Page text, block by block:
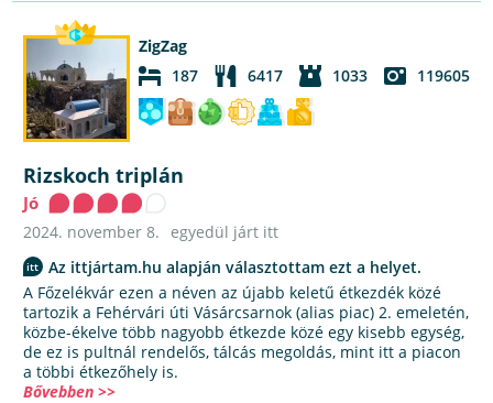
ZigZag
187
6417 1033 119605
Rizskoch triplán
Jó
2024. november 8.
egyedül járt itt
Az ittjártam.hu alapján választottam ezt a helyet.
A Főzelékvár ezen a néven az újabb keletű étkezdék közé
tartozik a Fehérvári úti Vásárcsarnok (alias piac) 2. emeletén,
közbe-ékelve több nagyobb étkezde közé egy kisebb egység,
de ez is pultnál rendelős, tálcás megoldás, mint itt a piacon
a többi étkezőhely is.
Bővebben >>